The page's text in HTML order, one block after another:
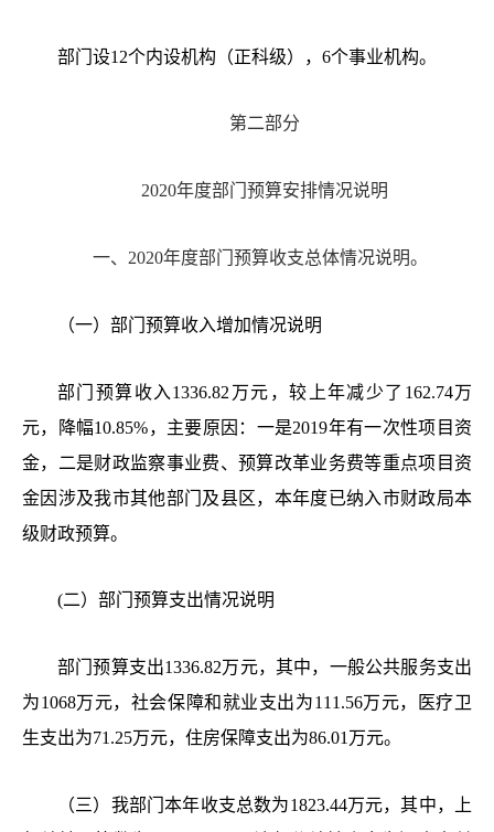
部门 设12个内设机构（正科级），6个事业机构。
第二部分
2020年度部门预算安排情况说明
一、 2020年度部门预算收支总体情况说明。
（一） 部门预算收入增加情况说明
部门预算收入 1336.82万元，较上年减少了162.74万
元，降幅10.85%，主要原因：一是2019年有一次性项目资
金，二是财政监察事业费、预算改革业务费等重点项目资
金因涉及我市其他部门及县区，本年度已纳入市财政局本
级财政预算。
(二） 部门预算支出情况说明
部门预算支出1336.82万元，其中，一般公共服务支出
为1068万元，社会保障和就业支出为111.56万元，医疗卫
生支出为71.25万元，住房保障支出为86.01万元。
（三）我部门本年收支总数为1823.44万元，其中，上